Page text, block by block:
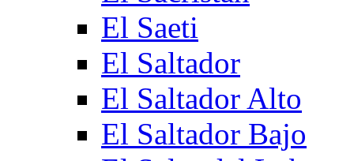
El Saeti
El Saltador
El Saltador Alto
El Saltador Bajo